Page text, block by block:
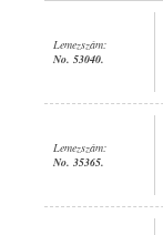
Lemezszám:
No. 53040.
Lemezszám:
No. 35365.